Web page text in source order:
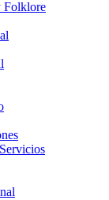
Folklore